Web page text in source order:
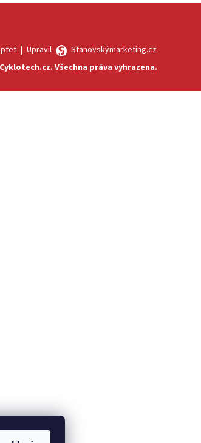
| Upravil
Stanovskýmarketing.cz
Cyklotech.cz. Všechna práva vyhrazena.